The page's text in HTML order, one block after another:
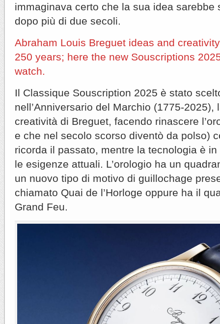
immaginava certo che la sua idea sarebbe
dopo più di due secoli.
Abraham Louis Breguet ideas and
250 years; here the new Souscriptions
watch.
Il Classique Souscription 2025 è stato
nell’Anniversario del Marchio (1775-2025),
creatività di Breguet, facendo rinascere
e che nel secolo scorso diventò da polso)
ricorda il passato, mentre la tecnologia è
le esigenze attuali. L’orologio ha un
un nuovo tipo di motivo di guillochage
chiamato Quai de l’Horloge oppure ha il
Grand Feu.